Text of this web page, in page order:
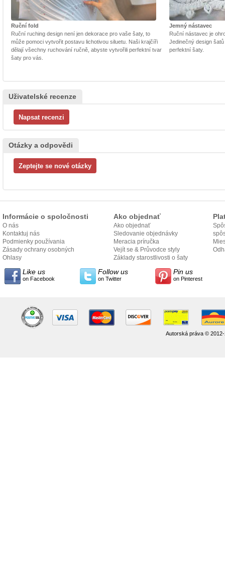
Ruční fold
Ruční ruching design není jen dekorace pro vaše šaty, to
může pomoci vytvořit postavu lichotivou siluetu. Naši krajčíři
dělají všechny ruchování ručně, abyste vytvořili perfektní tvar
šaty pro vás.
Jemný nástavec
Ruční nástavec je
Jedinečný design
perfektní šaty.
Uživatelské recenze
Otázky a odpovědi
Informácie o spoločnosti
O nás
Kontaktuj nás
Podmienky používania
Zásady ochrany osobných
údajov
Ohlasy
Ako objednať
Ako objednať
Sledovanie objednávky
Meracia príručka
Vejít se & Průvodce styly
Základy starostlivosti o šaty
Like us
on Facebook
Follow us
on Twitter
Pin us
on Pinterest
Autorská práva ©